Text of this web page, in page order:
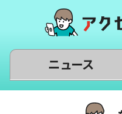
ニュース